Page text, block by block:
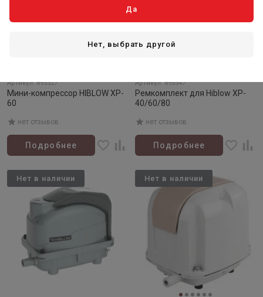
Артикул: 893327
Мини-компрессор HIBLOW XP-
60
нет отзывов
Подробнее
Артикул: 895547
Ремкомплект для Hiblow XP-
40/60/80
нет отзывов
Подробнее
Нет в наличии Нет в наличии
Да
Нет, выбрать другой